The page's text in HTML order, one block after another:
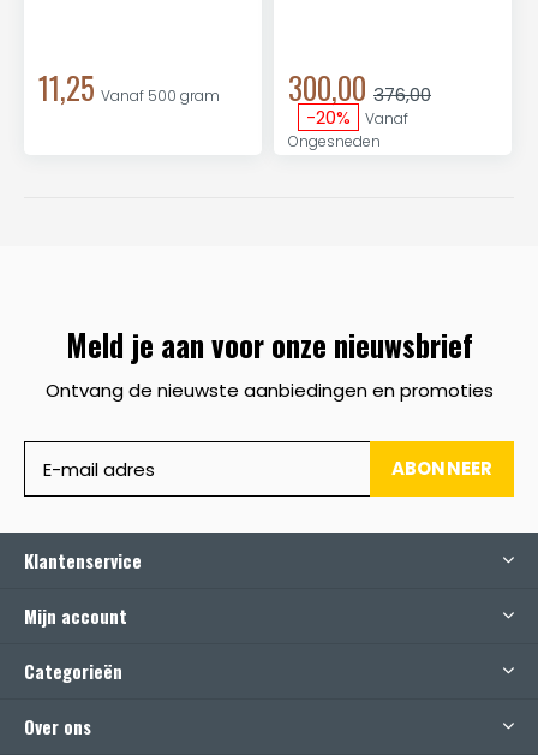
11,25 Vanaf 500 gram 300,00 376,00
-20%
Vanaf
Ongesneden
Meld je aan voor onze nieuwsbrief
Ontvang de nieuwste aanbiedingen en promoties
ABONNEER
Klantenservice
Mijn account
Categorieën
Over ons